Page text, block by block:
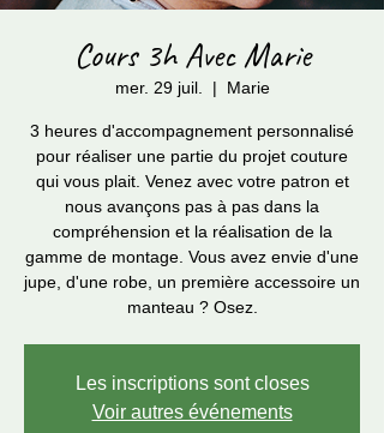
Cours 3h Avec Marie
mer. 29 juil.
  |
Marie
3 heures d'accompagnement personnalisé
pour réaliser une partie du projet couture
qui vous plait. Venez avec votre patron et
nous avançons pas à pas dans la
compréhension et la réalisation de la
gamme de montage. Vous avez envie d'une
jupe, d'une robe, un première accessoire un
manteau ? Osez.
Les inscriptions sont closes
Voir autres événements